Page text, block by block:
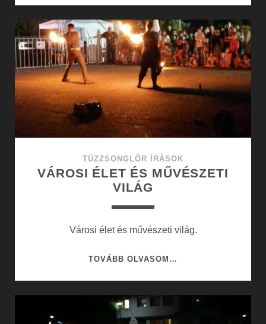
TŰZZSONGLŐR ÍRÁSOK
VÁROSI ÉLET ÉS MŰVÉSZETI
VILÁG
Városi élet és művészeti világ.
TOVÁBB OLVASOM…
MŰVÉSZETI